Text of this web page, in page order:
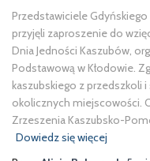
Przedstawiciele
przyjęli zaproszenie do
Dnia Jedności Kaszubów,
Podstawową w Kłodowie.
kaszubskiego z przedszkoli
okolicznych miejscowości.
Zrzeszenia Kaszubsko-
Dowiedz się więcej